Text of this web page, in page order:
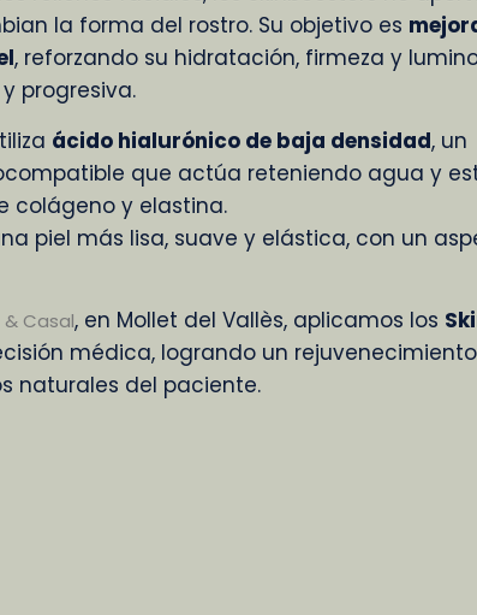
la forma del rostro. Su objetivo es
, reforzando su hidratación, firmeza y
progresiva.
ácido hialurónico de baja densidad, un
que actúa reteniendo agua y
colágeno y elastina.
piel más lisa, suave y elástica, con un
& Casal, en Mollet del Vallès, aplicamos los
médica, logrando un
naturales del paciente.